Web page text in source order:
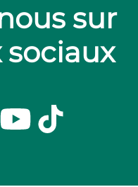
sur
sociaux